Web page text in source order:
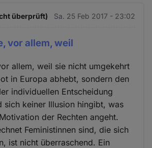
überprüft) Sa. 25 Feb 2017 - 23:02
vor allem, weil
allem, weil sie nicht umgekehrt
in Europa abhebt, sondern den
individuellen Entscheidung
sich keiner Illusion hingibt, was
der Rechten angeht.
Feministinnen sind, die sich
ist nicht überraschend. Ein